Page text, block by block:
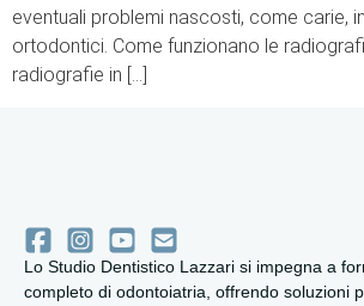
eventuali problemi nascosti, come carie,
ortodontici. Come funzionano le
radiografie in […]
Lo Studio Dentistico Lazzari si impegna a
completo di odontoiatria, offrendo soluzioni